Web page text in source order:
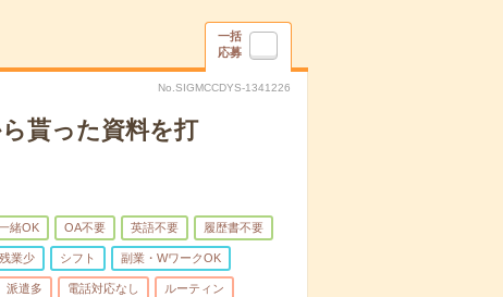
一括
応募
No.SIGMCCDYS-1341226
貰った資料を打
緒OK OA不要 英語不要 履歴書不要
残業少 シフト 副業・WワークOK
派遣多 電話対応なし ルーティン